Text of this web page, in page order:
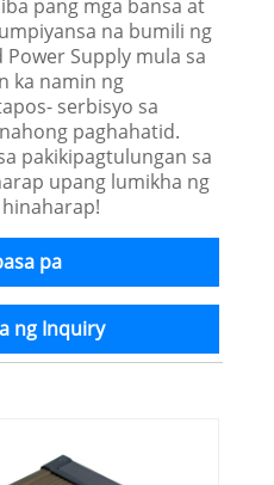
pang mga bansa at
na bumili ng
Power Supply mula sa
ka namin ng
serbisyo sa
paghahatid.
pakikipagtulungan sa
upang lumikha ng
pa
ng Inquiry